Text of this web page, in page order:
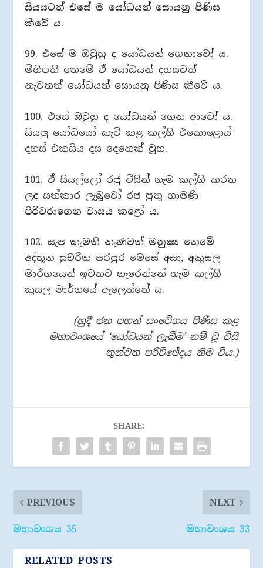
සියයටත් එසේ ම යෝධයන් සොයනු පිණිස
කීවේ ය.
99. එසේ ම ඔවුහු ද යෝධයන් ගෙනාවෝ ය.
මිහිපති තෙමේ ඒ යෝධයන් දහසටත්
නැවතත් යෝධයන් සොයනු පිණිස කීවේ ය.
100. එසේ ඔවුහු ද යෝධයන් ගෙන ආවෝ ය.
සියලු යෝධයෝ කැටි කළ කල්හි එකොළොස්
දහස් එකසිය දස දෙනෙක් වූහ.
101. ඒ සියල්ලෝ රජු විසින් හැම කල්හි කරන
ලද සත්කාර ලැබූවෝ රජ පුතු ගාමණී
පිරිවරාගෙන වාසය කළෝ ය.
102. සැප කැමති නැණවත් මනුෂ්‍ය තෙමේ
අද්භූත සුචරිත පරපුර මෙසේ අසා, අකුසල
මාර්ගයෙන් ඉවතට හැරෙන්නේ හැම කල්හි
කුසල මාර්ගයේ ඇලෙන්නේ ය.
(හුදී ජන පහන් සංවේගය පිණිස කළ
මහාවංශයේ ‘යෝධයන් ලැබීම’ නම් වූ විසි
තුන්වන පරිච්ඡේදය නිම විය.)
SHARE:
PREVIOUS
මහාවංශය 35
NEXT
මහාවංශය 33
RELATED POSTS